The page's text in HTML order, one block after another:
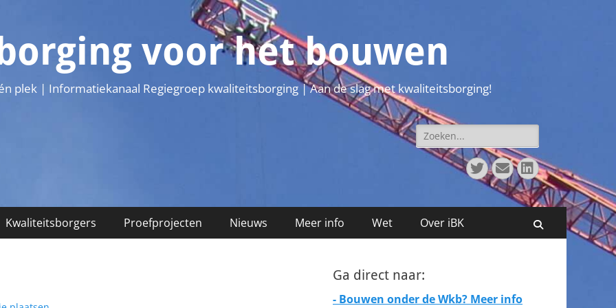
voor het bouwen
plek | Informatiekanaal Regiegroep kwaliteitsborging | Aan de slag met kwaliteitsborging!
Zoeken
naar:
Twitter
E-
mail
LinkedIn
Kwaliteitsborgers Proefprojecten Nieuws Meer info Wet Over iBK Zoeken
Ga direct naar:
- Bouwen onder de Wkb? Meer info